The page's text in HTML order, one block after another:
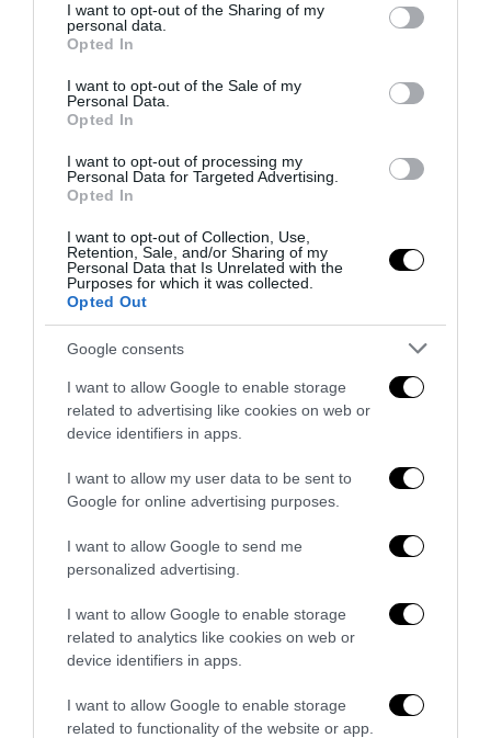
not limited to your visit or usage behaviour. You may click to
grant or deny consent to Google and its third-party tags to
use your data for below specified purposes in below Google
consent section.
I want to opt-out of the Sharing of my
personal data.
Opted In
I want to opt-out of the Sale of my
Personal Data.
Opted In
I want to opt-out of processing my
Personal Data for Targeted Advertising.
Opted In
I want to opt-out of Collection, Use,
Retention, Sale, and/or Sharing of my
Personal Data that Is Unrelated with the
Purposes for which it was collected.
Opted Out
Google consents
I want to allow Google to enable storage
related to advertising like cookies on web or
device identifiers in apps.
I want to allow my user data to be sent to
Google for online advertising purposes.
I want to allow Google to send me
personalized advertising.
I want to allow Google to enable storage
related to analytics like cookies on web or
device identifiers in apps.
I want to allow Google to enable storage
related to functionality of the website or app.
Spin Time, l’antifascismo commensale della Roma
Tekne agli americani: il Golden Power è l’ultima trincea
di uno Stato senza politica...